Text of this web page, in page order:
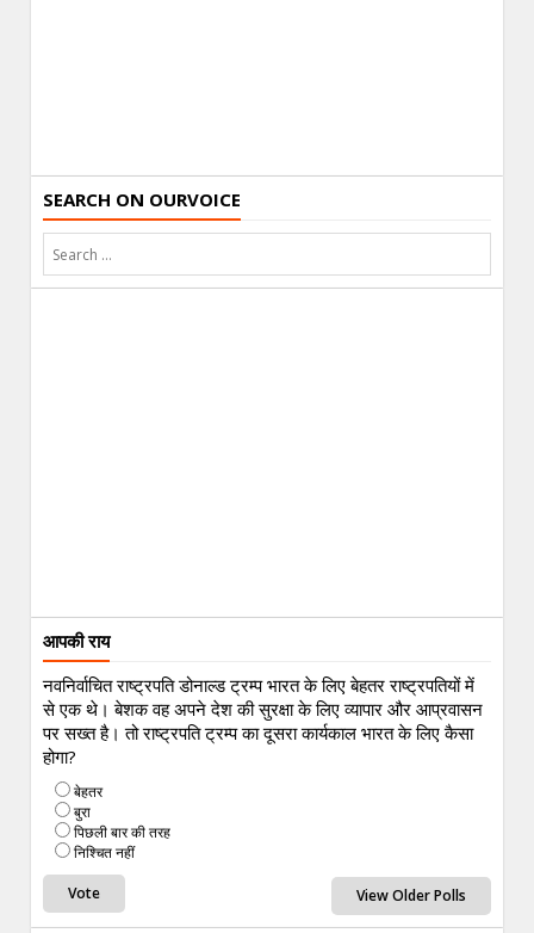
SEARCH ON OURVOICE
आपकी राय
नवनिर्वाचित राष्ट्रपति डोनाल्ड ट्रम्प भारत के लिए बेहतर राष्ट्रपतियों में
से एक थे। बेशक वह अपने देश की सुरक्षा के लिए व्यापार और आप्रवासन
पर सख्त है। तो राष्ट्रपति ट्रम्प का दूसरा कार्यकाल भारत के लिए कैसा
होगा?
बेहतर
बुरा
पिछली बार की तरह
निश्चित नहीं
View Older Polls